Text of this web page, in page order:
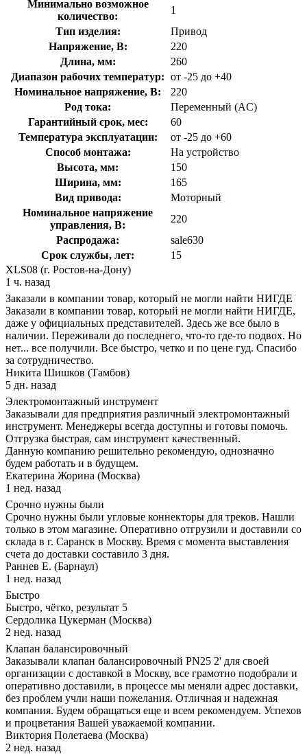
Минимально возможное
количество:
1
Тип изделия:
Привод
Напряжение, В:
220
Длина, мм:
260
Диапазон рабочих температур: от -25 до +40
Номинальное напряжение, В:
220
Род тока:
Переменный (AC)
Гарантийный срок, мес:
60
Температура эксплуатации:
от -25 до +60
Способ монтажа:
На устройство
Высота, мм:
150
Ширина, мм:
165
Вид привода:
Моторный
Номинальное напряжение
управления, В:
220
Распродажа:
sale630
Срок службы, лет:
15
XLS08 (г. Ростов-на-Дону)
1 ч. назад
Заказали в компании товар, который не могли найти НИГДЕ
Заказали в компании товар, который не могли найти НИГДЕ,
даже у официальных представителей. Здесь же все было в
наличии. Переживали до последнего, что-то где-то подвох. Но
нет... все получили. Все быстро, четко и по цене гуд. Спасибо
за сотрудничество.
Никита Шишков (Тамбов)
5 дн. назад
Электромонтажный инструмент
Заказывали для предприятия различный электромонтажный
инструмент. Менеджеры всегда доступны и готовы помочь.
Отгрузка быстрая, сам инструмент качественный.
Данную компанию решительно рекомендую, однозначно
будем работать и в будущем.
Екатерина Жорина (Москва)
1 нед. назад
Срочно нужны были
Срочно нужны были угловые коннекторы для треков. Нашли
только в этом магазине. Оперативно отгрузили и доставили со
склада в г. Саранск в Москву. Время с момента выставления
счета до доставки составило 3 дня.
Раннев Е. (Барнаул)
1 нед. назад
Быстро
Быстро, чётко, результат 5
Сердолика Цукерман (Москва)
2 нед. назад
Клапан балансировочный
Заказывали клапан балансировочный PN25 2' для своей
организации с доставкой в Москву, все грамотно подобрали и
оперативно доставили, в процессе мы меняли адрес доставки,
без проблем учли наши пожелания. Отличная и надежная
компания. Будем обращаться еще и всем рекомендуем. Успехов
и процветания Вашей уважаемой компании.
Виктория Полетаева (Москва)
2 нед. назад